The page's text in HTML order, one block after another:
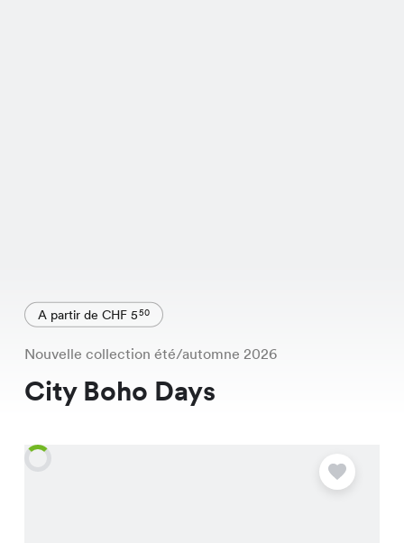
A partir de CHF 550
Nouvelle collection été/automne 2026
City Boho Days